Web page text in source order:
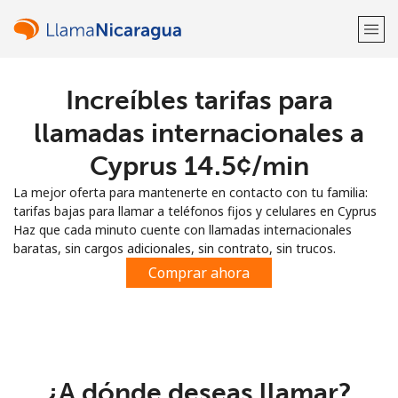
¡Bienvenido!
Regístrate con
Increíbles tarifas para
llamadas internacionales a
Cyprus ⁦14.5¢⁩/min
La mejor oferta para mantenerte en contacto con tu familia:
tarifas bajas para llamar a teléfonos fijos y celulares en Cyprus
Haz que cada minuto cuente con llamadas internacionales
baratas, sin cargos adicionales, sin contrato, sin trucos.
Comprar ahora